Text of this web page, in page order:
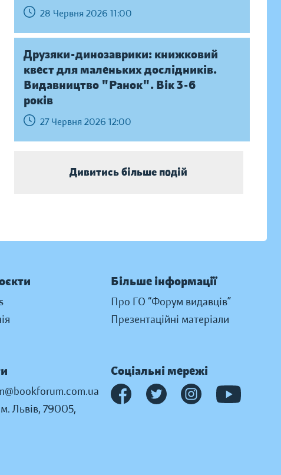
28 Червня 2026 11:00
Друзяки-динозаврики: книжковий
квест для маленьких дослідників.
Видавництво "Ранок". Вік 3-6
років
27 Червня 2026 12:00
Дивитись більше подій
Більше інформації
Про ГО “Форум видавців”
Презентаційні матеріали
Львів, 79005,
Соціальні мережі